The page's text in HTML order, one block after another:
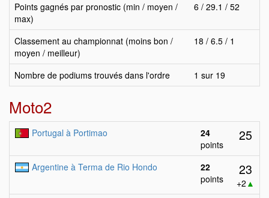
Points gagnés par pronostic (min / moyen /
max)
6 / 29.1 / 52
Classement au championnat (moins bon /
moyen / meilleur)
18 / 6.5 / 1
Nombre de podiums trouvés dans l'ordre 1 sur 19
Moto2
Portugal à Portimao
24
points
25
Argentine à Terma de Rio Hondo
22
points
23
+2 ▲